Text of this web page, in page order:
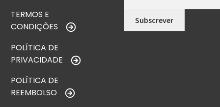
TERMOS E
CONDIÇÕES
POLÍTICA DE
PRIVACIDADE
POLÍTICA DE
REEMBOLSO